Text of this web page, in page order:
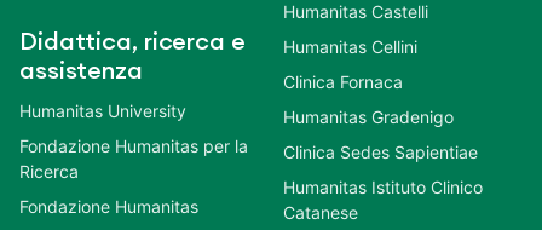
Didattica, ricerca e
assistenza
Humanitas University
Fondazione Humanitas per la
Ricerca
Fondazione Humanitas
Humanitas Castelli
Humanitas Cellini
Clinica Fornaca
Humanitas Gradenigo
Clinica Sedes Sapientiae
Humanitas Istituto Clinico
Catanese